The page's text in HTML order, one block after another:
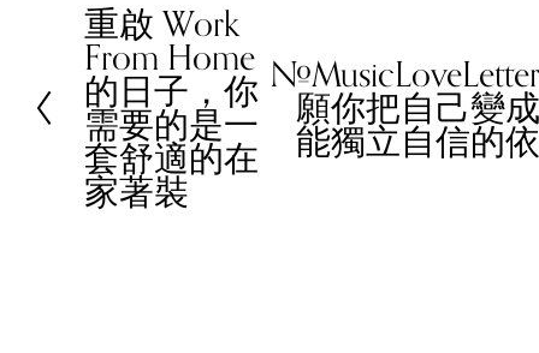
P
r
e
v
i
o
重啟 Work
From Home
的日子，你
需要的是一
套舒適的在
家著裝
N
願你把自己變
能獨立自信的